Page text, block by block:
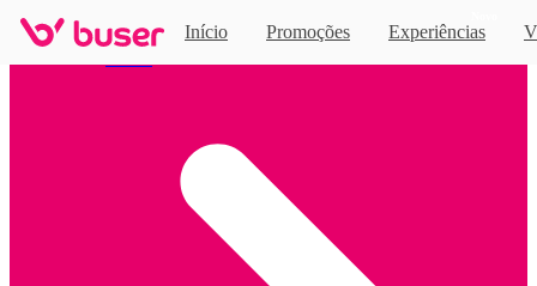
Início Promoções Experiências